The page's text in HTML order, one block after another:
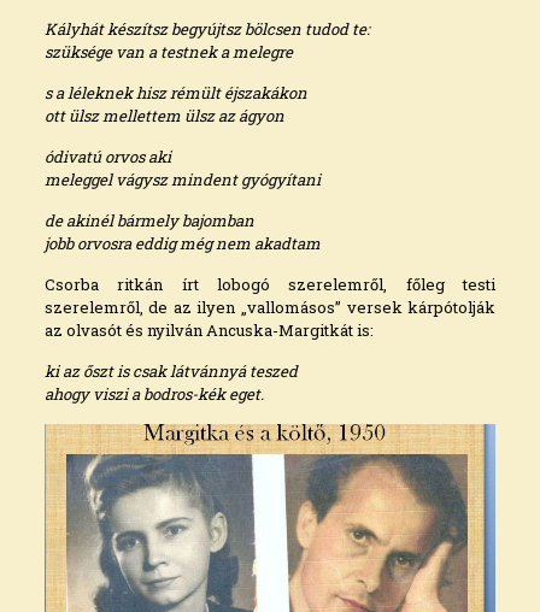
Kályhát készítsz begyújtsz bölcsen tudod te:
szüksége van a testnek a melegre
s a léleknek hisz rémült éjszakákon
ott ülsz mellettem ülsz az ágyon
ódivatú orvos aki
meleggel vágysz mindent gyógyítani
de akinél bármely bajomban
jobb orvosra eddig még nem akadtam
Csorba ritkán írt lobogó szerelemről, főleg testi
szerelemről, de az ilyen „vallomásos” versek kárpótolják
az olvasót és nyilván Ancuska-Margitkát is:
ki az őszt is csak látvánnyá teszed
ahogy viszi a bodros-kék eget.